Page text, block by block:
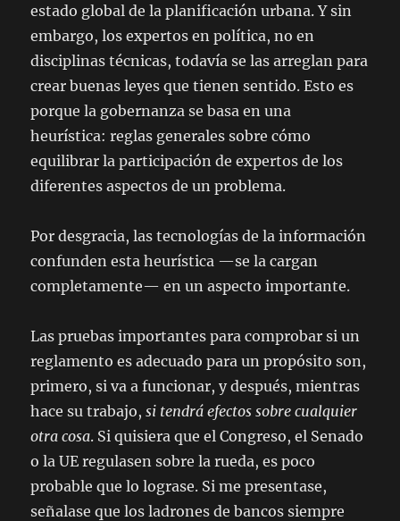
estado global de la planificación urbana. Y sin
embargo, los expertos en política, no en
disciplinas técnicas, todavía se las arreglan para
crear buenas leyes que tienen sentido. Esto es
porque la gobernanza se basa en una
heurística: reglas generales sobre cómo
equilibrar la participación de expertos de los
diferentes aspectos de un problema.
Por desgracia, las tecnologías de la información
confunden esta heurística —se la cargan
completamente— en un aspecto importante.
Las pruebas importantes para comprobar si un
reglamento es adecuado para un propósito son,
primero, si va a funcionar, y después, mientras
hace su trabajo,si tendrá efectos sobre cualquier
otra cosa. Si quisiera que el Congreso, el Senado
o la UE regulasen sobre la rueda, es poco
probable que lo lograse. Si me presentase,
señalase que los ladrones de bancos siempre